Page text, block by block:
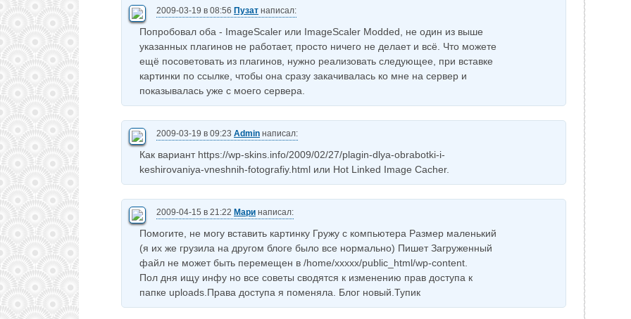
2009-03-19 в 08:56 Пузат написал:
Попробовал оба - ImageScaler или ImageScaler Modded, не один из выше
указанных плагинов не работает, просто ничего не делает и всё. Что можете
ещё посоветовать из плагинов, нужно реализовать следующее, при вставке
картинки по ссылке, чтобы она сразу закачивалась ко мне на сервер и
показывалась уже с моего сервера.
2009-03-19 в 09:23 Admin написал:
Как вариант https://wp-skins.info/2009/02/27/plagin-dlya-obrabotki-i-
keshirovaniya-vneshnih-fotografiy.html или Hot Linked Image Cacher.
2009-04-15 в 21:22 Мари написал:
Помогите, не могу вставить картинку Гружу с компьютера Размер маленький
(я их же грузила на другом блоге было все нормально) Пишет Загруженный
файл не может быть перемещен в /home/xxxxx/public_html/wp-content.
Пол дня ищу инфу но все советы сводятся к изменению прав доступа к
папке uploads.Права доступа я поменяла. Блог новый.Тупик